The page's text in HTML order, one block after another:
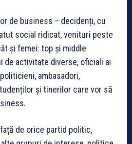
de business – decidenți, cu
social ridicat, venituri peste
și femei: top și middle
de activitate diverse, oficiali ai
ambasadori,
și tinerilor care vor să
de orice partid politic,